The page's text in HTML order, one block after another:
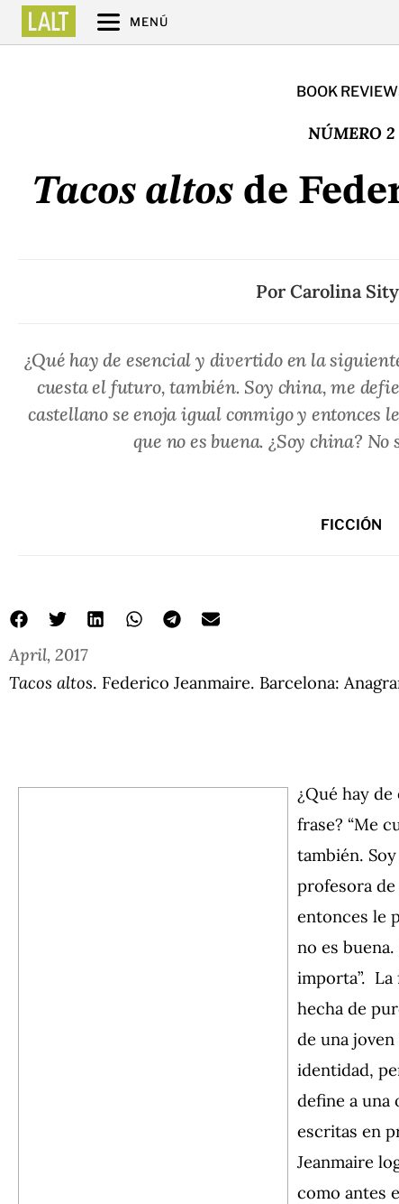
MENÚ
BOOK
NÚMERO 2
Tacos altos de
Por Carolina
¿Qué hay de esencial y divertido en la
cuesta el futuro, también. Soy china, me
castellano se enoja igual conmigo y entonces
que no es buena. ¿Soy china? No
FICCIÓN
April, 2017
Tacos altos. Federico Jeanmaire. Barcelona:
¿Qué hay
frase? “Me
también.
profesora
entonces le
no es
importa”. La
hecha de
de una
identidad,
define a una
escritas en
Jeanmaire
como antes